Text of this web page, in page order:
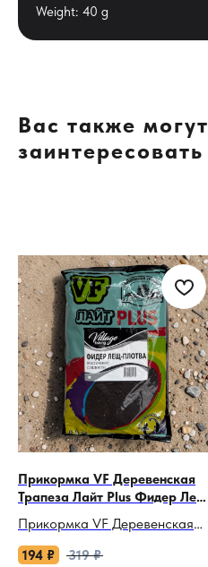
Weight: 40 g
Вас также могут
заинтересовать
Прикормка VF Деревенская
Трапеза Лайт Plus Фидер Лещ-
плотва Восточные сладости
900 г
Прикормка VF Деревенская
Трапеза Лайт Plus Фидер Лещ-
194 ₽ 319 ₽